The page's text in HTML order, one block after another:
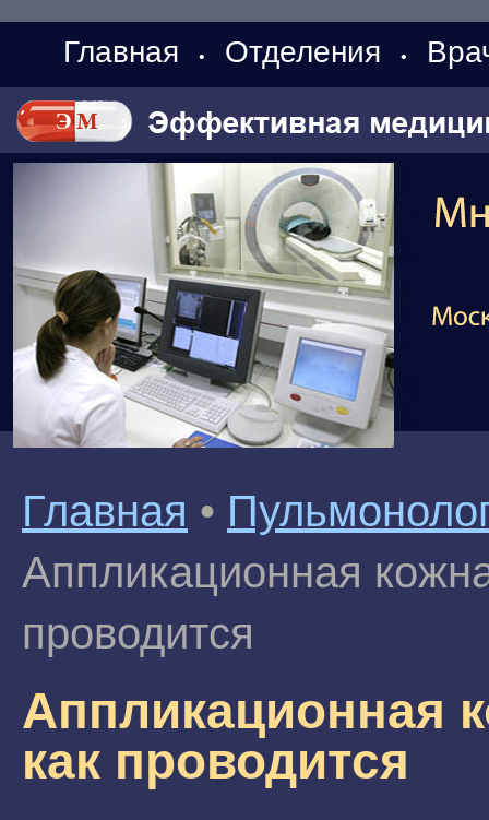
Главная • Отделения •
Главная •
Аппликационная
проводится
Аппликационная
как проводится